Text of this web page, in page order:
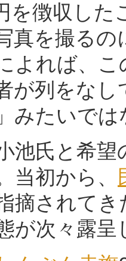
を徴収し
真を撮る
よれば、こ
が列をな
みたいで
氏と希望
当初から、
摘されて
が次々露呈